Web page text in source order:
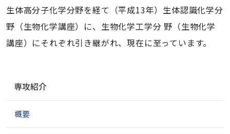
生体高分子化学分野を経て（平成13年）生体認識化学分
野（生物化学講座）に、生物化学工学分 野（生物化学
講座）にそれぞれ引き継がれ、現在に至っています。
ゲ
シ
専攻紹介
概要